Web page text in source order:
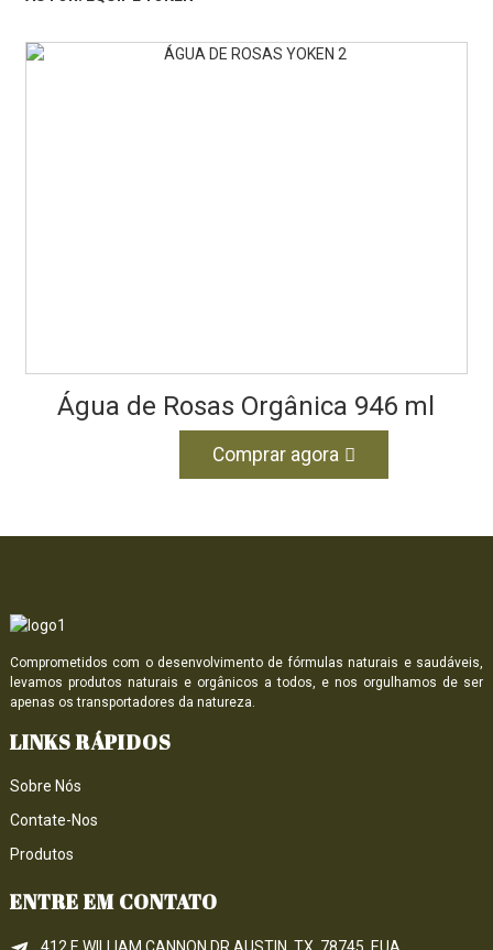
Água de Rosas Orgânica 946 ml
Comprar agora
Comprometidos com o desenvolvimento de fórmulas naturais e saudáveis,
levamos produtos naturais e orgânicos a todos, e nos orgulhamos de ser
apenas os transportadores da natureza.
LINKS RÁPIDOS
Sobre Nós
Contate-Nos
Produtos
ENTRE EM CONTATO
412 E WILLIAM CANNON DR AUSTIN, TX, 78745, EUA